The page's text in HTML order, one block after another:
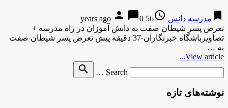
bookmark مدرسه دانش access_time
56 years ago
person chat_bubble0
تعرض پسر شیطان صفت به دانش آموزان در راه مدرسه +
تصاویرباشگاه خبرنگاران-37 دقیقه پیش تعرض پسر شیطان صفت
به …
View article...
Search …
search
نوشته‌های تازه